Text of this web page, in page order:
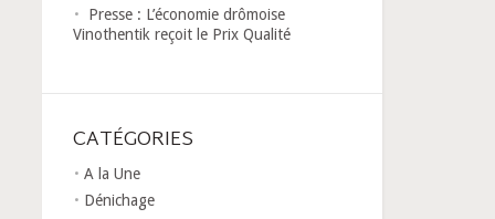
Presse : L’économie drômoise
Vinothentik reçoit le Prix Qualité
CATÉGORIES
A la Une
Dénichage